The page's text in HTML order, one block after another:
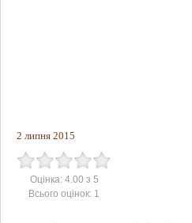
2 липня 2015
Оцінка: 4.00 з 5
Всього оцінок: 1